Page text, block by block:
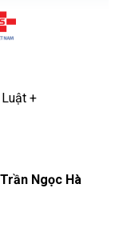
+
Trần Ngọc Hà